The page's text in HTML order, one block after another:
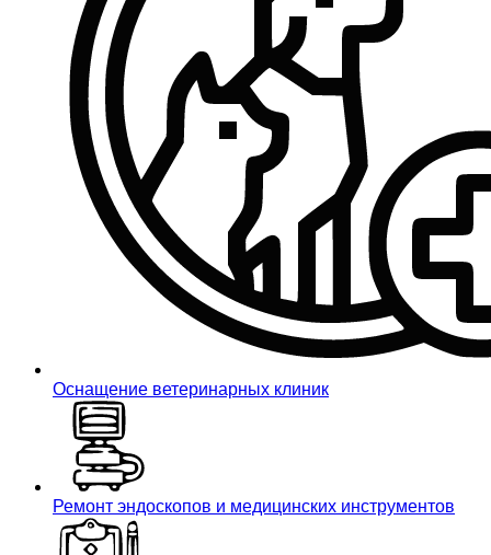
Оснащение ветеринарных клиник
Ремонт эндоскопов и медицинских инструментов